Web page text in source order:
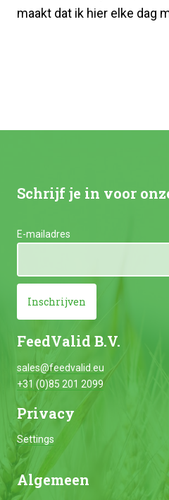
maakt dat ik hier elke dag
Schrijf je in voor
E-mailadres
Inschrijven
FeedValid B.V.
sales@feedvalid.eu
+31 (0)85 201 2099
Privacy
Settings
Algemeen